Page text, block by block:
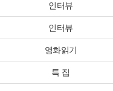
인터뷰
인터뷰
영화읽기
특 집